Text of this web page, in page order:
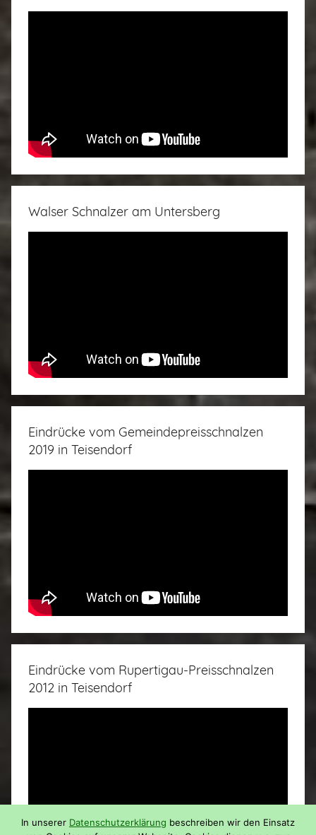
Walser Schnalzer am Untersberg
Eindrücke vom Gemeindepreisschnalzen
2019 in Teisendorf
Eindrücke vom Rupertigau-Preisschnalzen
2012 in Teisendorf
In unserer Datenschutzerklärung beschreiben wir den Einsatz